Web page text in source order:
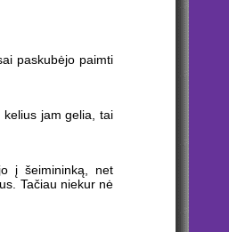
paskubėjo paimti
jam gelia, tai
į šeimininką, net
Tačiau niekur nė